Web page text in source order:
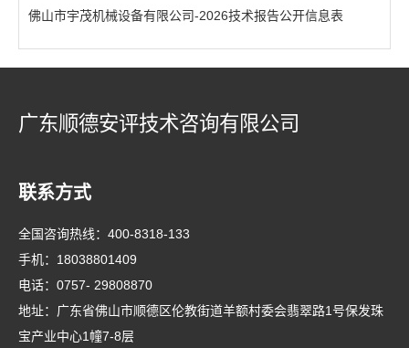
佛山市宇茂机械设备有限公司-2026技术报告公开信息表
广东顺德安评技术咨询有限公司
联系方式
全国咨询热线： 400-8318-133
手机： 18038801409
电话： 0757- 29808870
地址：广东省佛山市顺德区伦教街道羊额村委会翡翠路1号保发珠
宝产业中心1幢7-8层